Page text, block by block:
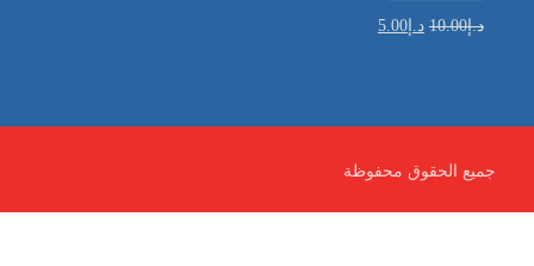
د.إ10.00 د.إ 5.00
جميع الحقوق محفوظة